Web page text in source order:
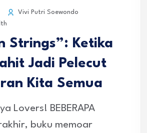
Vivi Putri Soewondo
Strings”: Ketika
Jadi Pelecut
Kita Semua
Lovers! BEBERAPA
buku memoar